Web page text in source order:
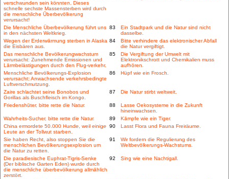
verschwunden sein könnten. Dieses
schnelle sechste Massensterben wird durch
die menschliche Überbevölkerung
verursacht!
Die Menschliche Überbevölkerung führt uns
in den nächsten Weltkrieg.
83
Ein Stadtpark und die Natur sind nicht
dasselbe.
Wegen der Erderwärmung sterben in Alaska
die Eisbären aus.
84
Bitte verhindere das elektronischer Abfall
die Natur vergiftigt.
Das menschliche Bevölkerungwachstum
verursacht: Zunehmende Emissionen und
Lärmbelästigungen durch den Flug-verkehr.
85
Die Vergiftung der Umwelt mit
Elektronikschrott und Chemikalien muss
aufhören.
Menschliche Bevölkerungs-Explosion
verursacht: Anwachsende verkehrsbedingte
Luftverschmutzung.
86 Hüpf wie ein Frosch.
Zaire schlachtet seine Bonobos und
Gorillas als Buschfleisch im Kongo.
87 Die Natur stirbt weltweit.
Friedenshüter, bitte rette die Natur. 88
Lasse Oekosysteme in die Zukunft
hineinwachsen.
Wahrheits-Sucher, bitte rette die Natur.
89
Kämpfe wie ein Tiger.
China ermordete 50.000 Hunde, weil einige
Leute an der Tollwut starben.
90 Lasst Flora und Fauna Freiräume.
Sie haben Recht, also stoppen Sie die
menschlichen Bevölkerungsexplosion um
die Natur zu retten.
91
Wir fordern die Regulierung des
Weltbevölkerungs-Wachstums.
Die paradiesische Euphrat-Tigris-Senke
(Der biblische Garten Eden) wurde durch
die menschliche überbevölkerung allmählich
zerstört.
92 Sing wie eine Nachtigall.